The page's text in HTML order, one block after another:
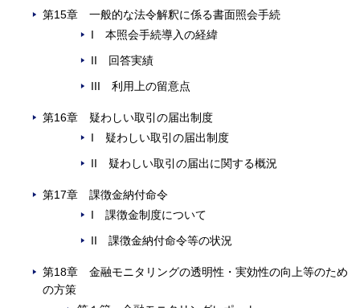
第15章 一般的な法令解釈に係る書面照会手続
I 本照会手続導入の経緯
II 回答実績
III 利用上の留意点
第16章 疑わしい取引の届出制度
I 疑わしい取引の届出制度
II 疑わしい取引の届出に関する概況
第17章 課徴金納付命令
I 課徴金制度について
II 課徴金納付命令等の状況
第18章 金融モニタリングの透明性・実効性の向上等のため
の方策